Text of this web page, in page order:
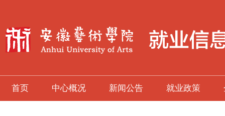
首页 中心概况 新闻公告 就业政策